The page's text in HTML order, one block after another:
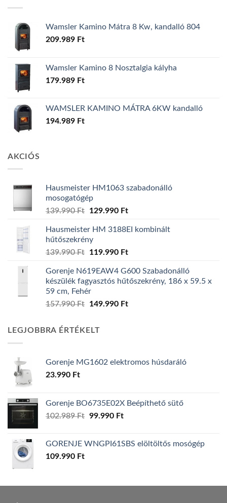
Wamsler Kamino Mátra 8 Kw, kandalló 804
209.989 Ft
Wamsler Kamino 8 Nosztalgia kályha
179.989 Ft
WAMSLER KAMINO MÁTRA 6KW kandalló
194.989 Ft
AKCIÓS
Hausmeister HM1063 szabadonálló
mosogatógép
139.990Ft
Original
was:
139.990 Ft.
129.990 FtCurrent
is:
Hausmeister HM 3188EI kombinált
hűtőszekrény
139.990Ft
Original
was:
139.990 Ft.
119.990 FtCurrent
is:
119.990 Ft.
Gorenje N619EAW4 G600 Szabadonálló
készülék fagyasztós hűtőszekrény, 186 x 59.5 x
59 cm, Fehér
157.990Ft
Original
157.990 Ft.
149.990 FtCurrent
LEGJOBBRA ÉRTÉKELT
Gorenje MG1602 elektromos húsdaráló
23.990 Ft
Gorenje BO6735E02X Beépíthető sütő
102.989Ft Original
102.989 Ft.
99.990 FtCurrent
99.990 Ft.
GORENJE WNGPI61SBS elöltöltős mosógép
109.990 Ft